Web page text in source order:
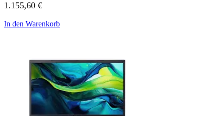
1.155,60 €
In den Warenkorb